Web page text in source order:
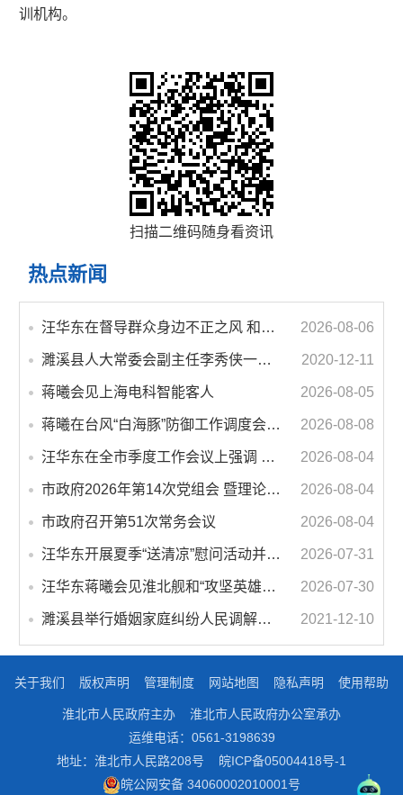
训机构。
扫描二维码随身看资讯
热点新闻
汪华东在督导群众身边不正之风 和腐败问题集中整治工作时强调 以更高标准更实举措纵深推进集中整治 不断增强人民群众获得感幸福感安全感 2026-08-06
濉溪县人大常委会副主任李秀侠一行调研城乡客运一体化和治超工作 2020-12-11
蒋曦会见上海电科智能客人 2026-08-05
蒋曦在台风“白海豚”防御工作调度会上强调 牢固树立和践行正确政绩观 切实维护人民群众生命财产安全 2026-08-08
汪华东在全市季度工作会议上强调 锚定打好“三仗”任务和年度预期目标不动摇 在全市上下掀起比学赶超争先进位的攻坚热潮 2026-08-04
市政府2026年第14次党组会 暨理论学习中心组学习会议召开 蒋曦主持会议并讲话 2026-08-04
市政府召开第51次常务会议 2026-08-04
汪华东开展夏季“送清凉”慰问活动并调研专门教育工作 落实落细防暑降温措施 用心用情关爱一线职工 2026-07-31
汪华东蒋曦会见淮北舰和“攻坚英雄连”官兵代表 2026-07-30
濉溪县举行婚姻家庭纠纷人民调解委员会暨调解志愿者服务团成立仪式 2021-12-10
关于我们 版权声明 管理制度 网站地图 隐私声明 使用帮助
淮北市人民政府主办
淮北市人民政府办公室承办
运维电话：0561-3198639
地址：淮北市人民路208号
皖ICP备05004418号-1
皖公网安备 34060002010001号